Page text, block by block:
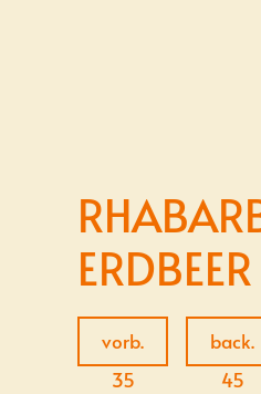
vorb.
35
back.
45